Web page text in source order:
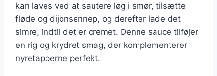
kan laves ved at sautere løg i smør, tilsætte
fløde og dijonsennep, og derefter lade det
simre, indtil det er cremet. Denne sauce tilføjer
en rig og krydret smag, der komplementerer
nyretapperne perfekt.